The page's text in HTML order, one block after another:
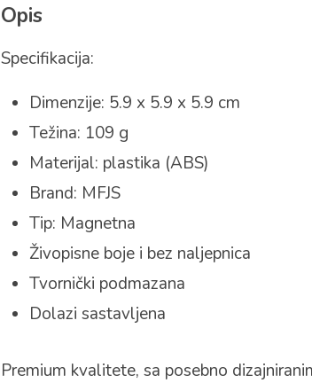
Opis
Specifikacija:
Dimenzije: 5.9 x 5.9 x 5.9 cm
Težina: 109 g
Materijal: plastika (ABS)
Brand: MFJS
Tip: Magnetna
Živopisne boje i bez naljepnica
Tvornički podmazana
Dolazi sastavljena
Premium kvalitete, sa posebno